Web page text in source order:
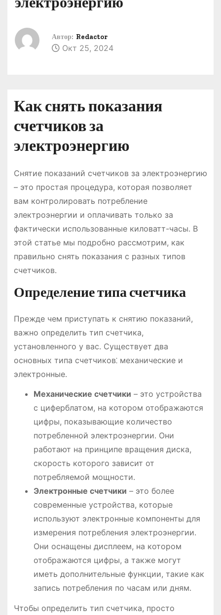
Автор: Redactor
Окт 25, 2024
Как снять показания
счетчиков за
электроэнергию
Снятие показаний счетчиков за электроэнергию
– это простая процедура, которая позволяет
вам контролировать потребление
электроэнергии и оплачивать только за
фактически использованные киловатт-часы․ В
этой статье мы подробно рассмотрим, как
правильно снять показания с разных типов
счетчиков․
Определение типа счетчика
Прежде чем приступать к снятию показаний,
важно определить тип счетчика,
установленного у вас․ Существует два
основных типа счетчиков⁚ механические и
электронные․
Механические счетчики – это устройства
с циферблатом, на котором отображаются
цифры, показывающие количество
потребленной электроэнергии․ Они
работают на принципе вращения диска,
скорость которого зависит от
потребляемой мощности․
Электронные счетчики – это более
современные устройства, которые
используют электронные компоненты для
измерения потребления электроэнергии․
Они оснащены дисплеем, на котором
отображаются цифры, а также могут
иметь дополнительные функции, такие как
запись потребления по часам или дням․
Чтобы определить тип счетчика, просто